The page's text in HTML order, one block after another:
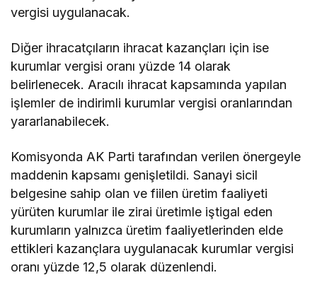
vergisi uygulanacak.
Diğer ihracatçıların ihracat kazançları için ise
kurumlar vergisi oranı yüzde 14 olarak
belirlenecek. Aracılı ihracat kapsamında yapılan
işlemler de indirimli kurumlar vergisi oranlarından
yararlanabilecek.
Komisyonda AK Parti tarafından verilen önergeyle
maddenin kapsamı genişletildi. Sanayi sicil
belgesine sahip olan ve fiilen üretim faaliyeti
yürüten kurumlar ile zirai üretimle iştigal eden
kurumların yalnızca üretim faaliyetlerinden elde
ettikleri kazançlara uygulanacak kurumlar vergisi
oranı yüzde 12,5 olarak düzenlendi.